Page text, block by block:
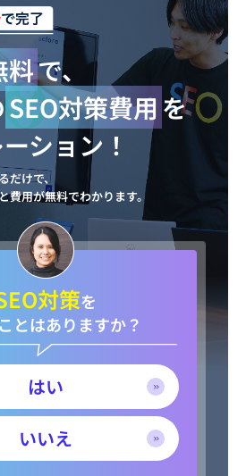
料で、
SEO対策費用 を
ション！
だけで、
費用が無料でわかります。
対策を
とはありますか？
はい
いいえ